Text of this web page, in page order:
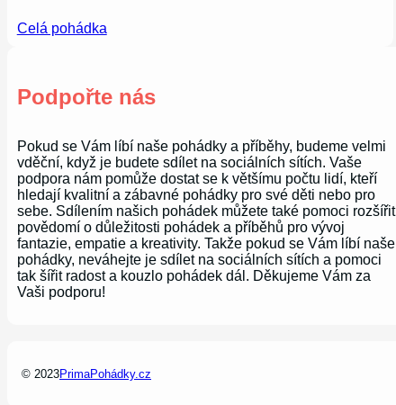
Celá pohádka
Podpořte nás
Pokud se Vám líbí naše pohádky a příběhy, budeme velmi
vděční, když je budete sdílet na sociálních sítích. Vaše
podpora nám pomůže dostat se k většímu počtu lidí, kteří
hledají kvalitní a zábavné pohádky pro své děti nebo pro
sebe. Sdílením našich pohádek můžete také pomoci rozšířit
povědomí o důležitosti pohádek a příběhů pro vývoj
fantazie, empatie a kreativity. Takže pokud se Vám líbí naše
pohádky, neváhejte je sdílet na sociálních sítích a pomoci
tak šířit radost a kouzlo pohádek dál. Děkujeme Vám za
Vaši podporu!
© 2023PrimaPohádky.cz